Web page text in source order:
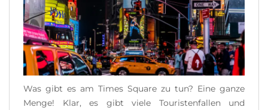
Was gibt es am Times Square zu tun? Eine ganze
Menge! Klar, es gibt viele Touristenfallen und